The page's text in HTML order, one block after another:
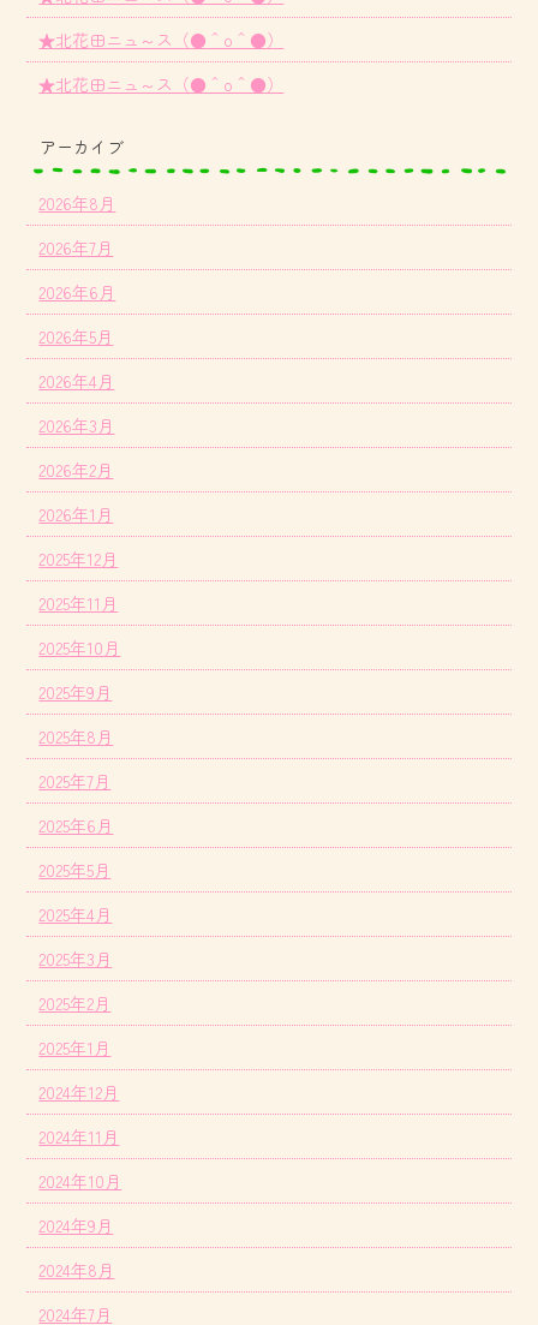
★北花田ニュ～ス（●＾o＾●）
★北花田ニュ～ス（●＾o＾●）
アーカイブ
2026年8月
2026年7月
2026年6月
2026年5月
2026年4月
2026年3月
2026年2月
2026年1月
2025年12月
2025年11月
2025年10月
2025年9月
2025年8月
2025年7月
2025年6月
2025年5月
2025年4月
2025年3月
2025年2月
2025年1月
2024年12月
2024年11月
2024年10月
2024年9月
2024年8月
2024年7月